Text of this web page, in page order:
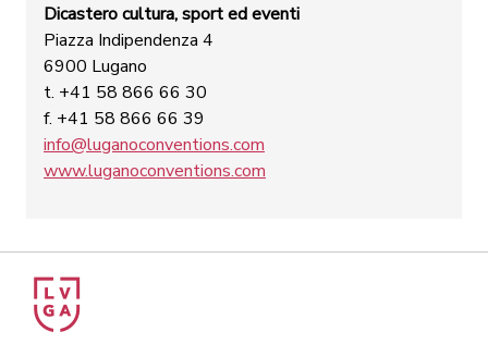
Dicastero cultura, sport ed eventi
Piazza Indipendenza 4
6900 Lugano
t. +41 58 866 66 30
f. +41 58 866 66 39
info@luganoconventions.com
www.luganoconventions.com